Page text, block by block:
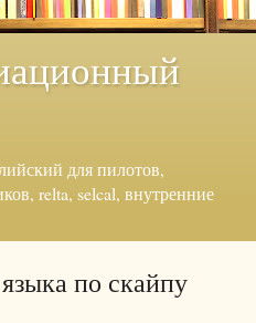
для пилотов,
relta, selcal, внутренние
по скайпу